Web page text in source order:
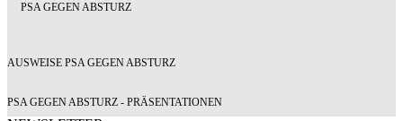
PSA GEGEN ABSTURZ
AUSWEISE PSA GEGEN ABSTURZ
PSA GEGEN ABSTURZ - PRÄSENTATIONEN